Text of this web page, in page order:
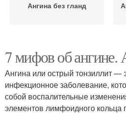
Ангина без гланд
7 мифов об ангине.
Ангина или острый тонзиллит —
инфекционное заболевание,
собой воспалительные
элементов лимфоидного кольца